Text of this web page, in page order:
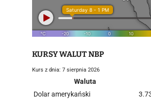
KURSY WALUT NBP
Kurs z dnia: 7 sierpnia 2026
Waluta
Dolar amerykański